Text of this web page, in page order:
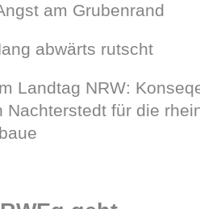
am Grubenrand
abwärts rutscht
Landtag NRW:
Nachterstedt für die